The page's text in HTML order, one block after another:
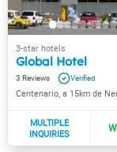
Global Hotel
3
Centenario, a 15km de